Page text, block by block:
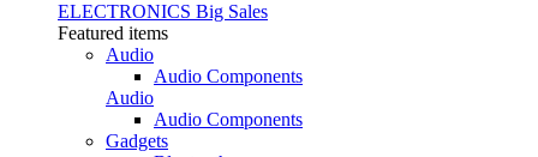
ELECTRONICS Big Sales
Featured items
Audio
Audio Components
Audio
Audio Components
Gadgets